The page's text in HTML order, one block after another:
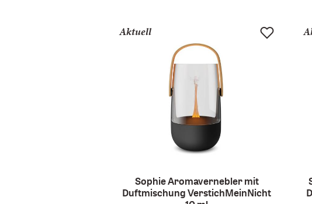
Aktuell
Sophie Aromavernebler mit
Duftmischung VerstichMeinNicht